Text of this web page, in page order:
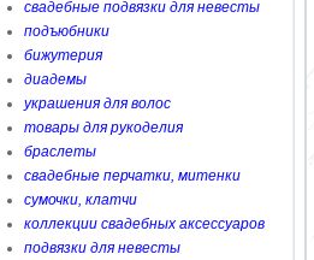
свадебные подвязки для невесты
подъюбники
бижутерия
диадемы
украшения для волос
товары для рукоделия
браслеты
свадебные перчатки, митенки
сумочки, клатчи
коллекции свадебных аксессуаров
подвязки для невесты